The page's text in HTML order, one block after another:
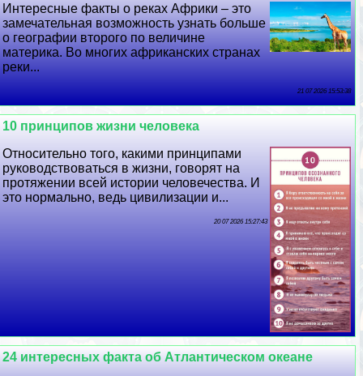
Интересные факты о реках Африки – это
замечательная возможность узнать больше
о географии второго по величине
материка. Во многих африканских странах
реки...
21 07 2026 15:53:38
10 принципов жизни человека
Относительно того, какими принципами
руководствоваться в жизни, говорят на
протяжении всей истории человечества. И
это нормально, ведь цивилизации и...
20 07 2026 15:27:43
24 интересных факта об Атлантическом океане